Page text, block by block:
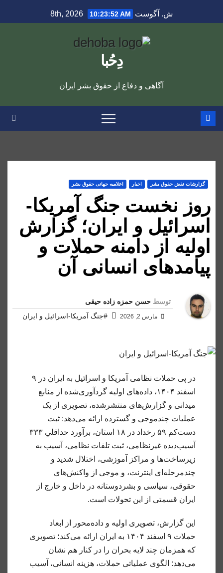
to
ش. آگوست 8th, 2026 10:23:53 AM
دِحُبا
آگاهی و دفاع از حقوق بشر ایران
گزارشات نقض حقوق بشر اخبار اعلاميه جهانی حقوق بشر
روز نخست جنگ آمریکا-
اسرائیل و ایران؛ گزارش
اولیه از دامنه حملات و
پیامدهای انسانی آن
توسط حسن حمزه زاده حیقی
مارس 2, 2026 #جنگ آمریکا-اسرائیل و ایران
در پی حملات نظامی آمریکا و اسرائیل به ایران در ۹
اسفند ۱۴۰۴، داده‌های اولیه گردآوری‌شده از منابع
میدانی و گزارش‌های منتشرشده، تصویری از یک
عملیات چندموجی و گسترده ارائه می‌دهد: ثبت
دست‌کم ۵۹ رخداد در ۱۸ استان، برآورد حداقلیِ ۳۳۳
آسیب‌دیده غیرنظامی، ثبت تلفات نظامی، آسیب به
زیرساخت‌ها و مراکز آموزشی، اختلال شدید و
چندمرحله‌ای اینترنت، و موجی از واکنش‌های
حقوقی، سیاسی و بشردوستانه در داخل و خارج از
ایران قسمتی از این تحولات است.
این گزارش، تصویری اولیه و داده‌محور از ابعاد
حملات ۹ اسفند ۱۴۰۴ به ایران ارائه می‌کند؛ تصویری
که همزمان چند لایه بحران را در کنار هم نشان
می‌دهد: الگوی عملیاتی حملات، هزینه انسانی، آسیب